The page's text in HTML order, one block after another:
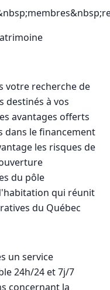
votre recherche de
destinés à vos
avantages offerts
dans le financement
les risques de
du pôle
qui réunit
du Québec
un service
24h/24 et 7j/7
concernant la